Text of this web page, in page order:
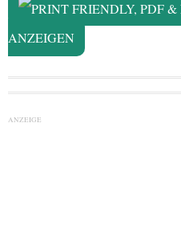
ANZEIGEN
ANZEIGE